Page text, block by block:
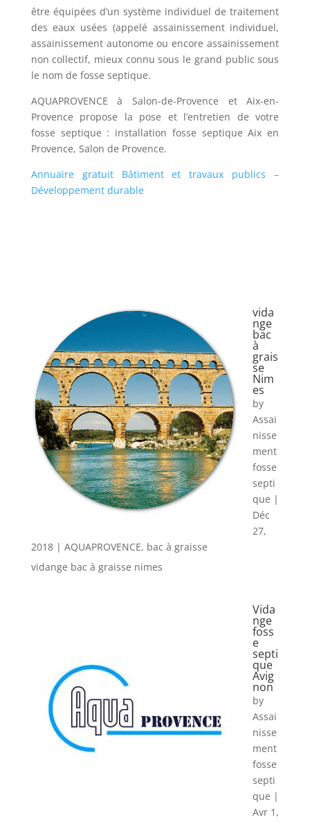
être équipées d’un système individuel de traitement
des eaux usées (appelé assainissement individuel,
assainissement autonome ou encore assainissement
non collectif, mieux connu sous le grand public sous
le nom de fosse septique.
AQUAPROVENCE à Salon-de-Provence et Aix-en-
Provence propose la pose et l’entretien de votre
fosse septique : installation fosse septique Aix en
Provence, Salon de Provence.
Annuaire gratuit Bâtiment et travaux publics –
Développement durable
vida
nge
bac
à
grais
se
Nim
es
by
Assai
nisse
ment
fosse
septi
que |
Déc
27,
2018| AQUAPROVENCE, bac à graisse
vidange bac à graisse nimes
Vida
nge
foss
e
septi
que
Avig
non
by
Assai
nisse
ment
fosse
septi
que |
Avr 1,